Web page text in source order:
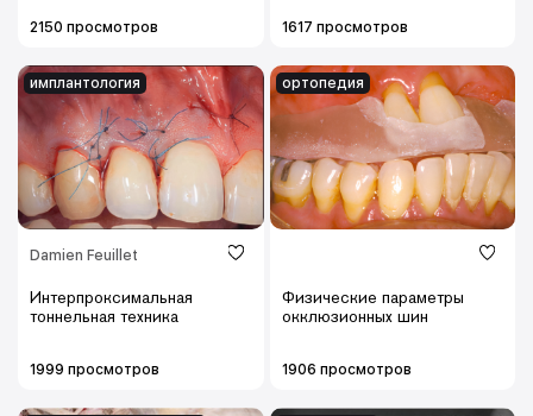
2150 просмотров 1617 просмотров
имплантология
Damien Feuillet
Интерпроксимальная
тоннельная техника
1999 просмотров
ортопедия
Физические параметры
окклюзионных шин
1906 просмотров